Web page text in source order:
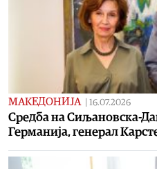
МАКЕДОНИЈА 16.07.2026
Средба на Сиљановска-
Германија, генерал